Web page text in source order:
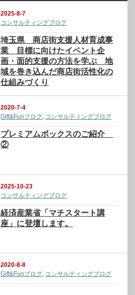
2025-8-7
コンサルティングブログ
埼玉県 商店街支援人材育成事
業 目標に向けたイベント企
画・面的支援の方法を学ぶ 地
域を巻き込んだ商店街活性化の
仕組みづくり
2020-7-4
Gift&Funブログ, コンサルティングブログ
プレミアムボックスのご紹介
②
2025-10-23
コンサルティングブログ
経済産業省「マチスタート講
座」に登壇します。
2020-8-8
Gift&Funブログ, コンサルティングブログ